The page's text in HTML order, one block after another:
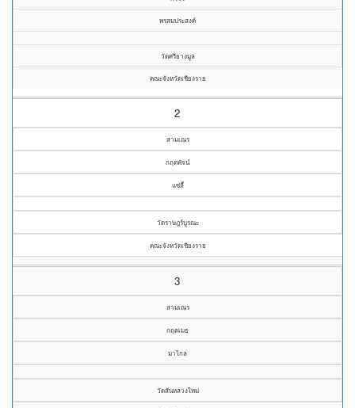
พรสมประสงค์
วัดศรียางมูล
คณะจังหวัดเชียงราย
2
สามเณร
กฤตพัจน์
แซ่ลี้
วัดราษฎร์บูรณะ
คณะจังหวัดเชียงราย
3
สามเณร
กฤตเมธ
มาไกล
วัดสันหลวงใหม่